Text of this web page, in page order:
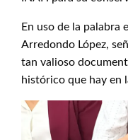
En uso de la palabra
Arredondo López,
tan valioso
histórico que hay en